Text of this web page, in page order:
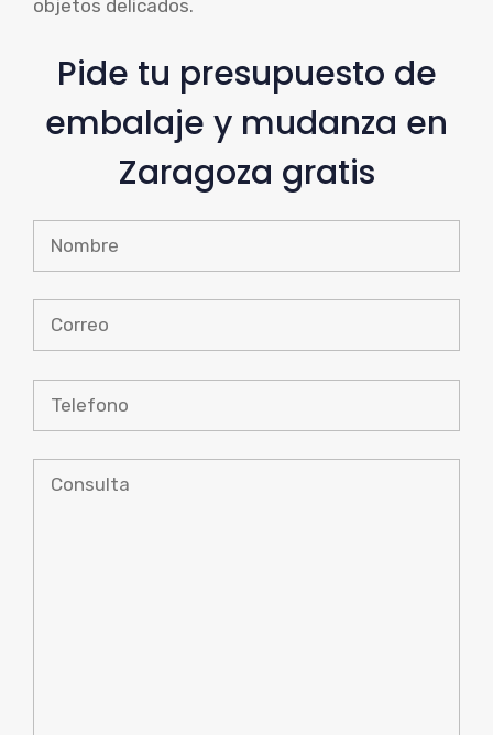
objetos delicados.
Pide tu presupuesto de
embalaje y mudanza en
Zaragoza gratis